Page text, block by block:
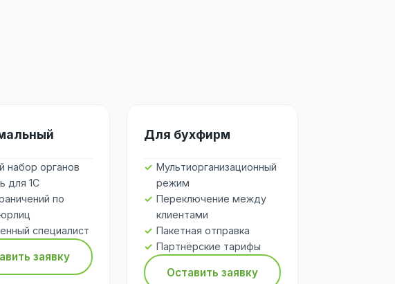
набор органов
для 1С
по
специалист
заявку
Для бухфирм
Мультиорганизационный
режим
Переключение между
клиентами
Пакетная отправка
Партнёрские тарифы
Оставить заявку